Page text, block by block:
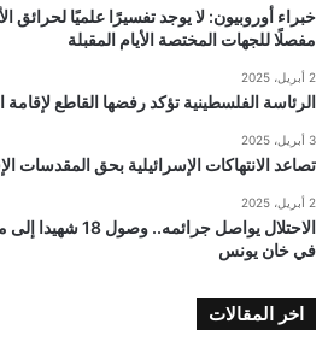
خبراء أوروبيون: لا يوجد تفسيرًا علميًا لحرائق
مفصلًا للجهات المختصة الأيام المقبلة
2 أبريل، 2025
الرئاسة الفلسطينية تؤكد رفضها القاطع لإقامة
3 أبريل، 2025
تصاعد الانتهاكات الإسرائيلية بحق المقدسات
2 أبريل، 2025
الاحتلال يواصل
في خان يونس
اخر المقالات